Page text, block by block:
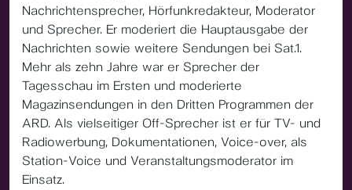
Nachrichtensprecher, Hörfunkredakteur, Moderator
und Sprecher. Er moderiert die Hauptausgabe der
Nachrichten sowie weitere Sendungen bei Sat.1.
Mehr als zehn Jahre war er Sprecher der
Tagesschau im Ersten und moderierte
Magazinsendungen in den Dritten Programmen der
ARD. Als vielseitiger Off-Sprecher ist er für TV- und
Radiowerbung, Dokumentationen, Voice-over, als
Station-Voice und Veranstaltungsmoderator im
Einsatz.